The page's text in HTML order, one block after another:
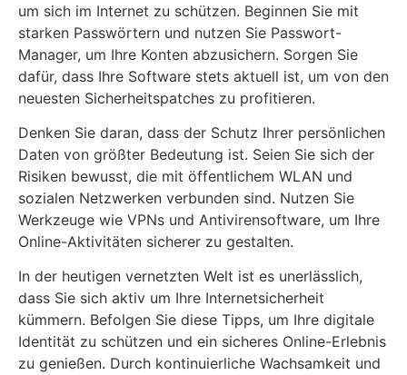
um sich im Internet zu schützen. Beginnen Sie mit
starken Passwörtern und nutzen Sie Passwort-
Manager, um Ihre Konten abzusichern. Sorgen Sie
dafür, dass Ihre Software stets aktuell ist, um von den
neuesten Sicherheitspatches zu profitieren.
Denken Sie daran, dass der Schutz Ihrer persönlichen
Daten von größter Bedeutung ist. Seien Sie sich der
Risiken bewusst, die mit öffentlichem WLAN und
sozialen Netzwerken verbunden sind. Nutzen Sie
Werkzeuge wie VPNs und Antivirensoftware, um Ihre
Online-Aktivitäten sicherer zu gestalten.
In der heutigen vernetzten Welt ist es unerlässlich,
dass Sie sich aktiv um Ihre Internetsicherheit
kümmern. Befolgen Sie diese Tipps, um Ihre digitale
Identität zu schützen und ein sicheres Online-Erlebnis
zu genießen. Durch kontinuierliche Wachsamkeit und